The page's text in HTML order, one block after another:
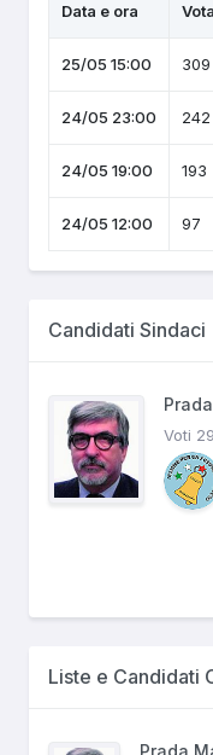
Data e ora
25/05 15:00 309
24/05 23:00 242
24/05 19:00 193
24/05 12:00 97
Candidati Sindaci
Voti
Liste e Candidati